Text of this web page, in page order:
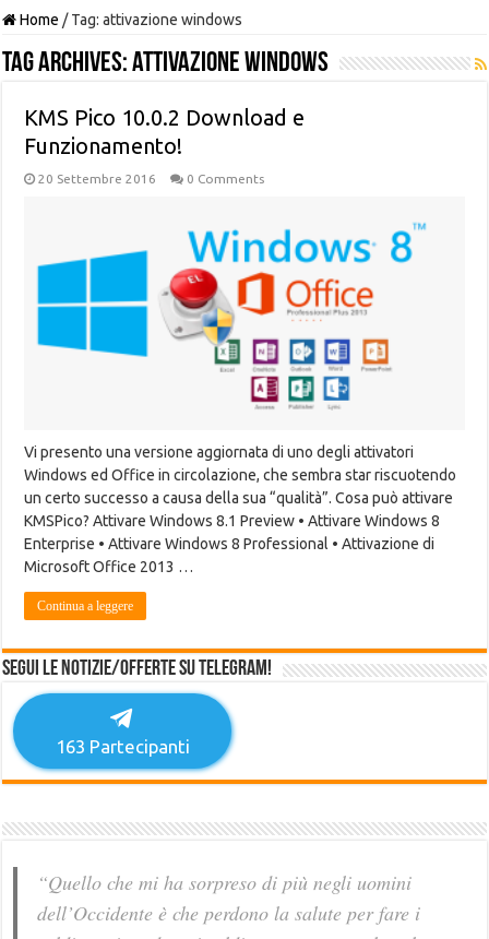
Home / Tag:attivazione windows
Tag Archives:attivazione windows
KMS Pico 10.0.2 Download e
Funzionamento!
20 Settembre 2016 0 Comments
Vi presento una versione aggiornata di uno degli attivatori
Windows ed Office in circolazione, che sembra star riscuotendo
un certo successo a causa della sua “qualità”. Cosa può attivare
KMSPico? Attivare Windows 8.1 Preview • Attivare Windows 8
Enterprise • Attivare Windows 8 Professional • Attivazione di
Microsoft Office 2013 …
Continua a leggere
Segui le notizie/offerte su Telegram!
163 Partecipanti
“Quello che mi ha sorpreso di più negli uomini
dell’Occidente è che perdono la salute per fare i